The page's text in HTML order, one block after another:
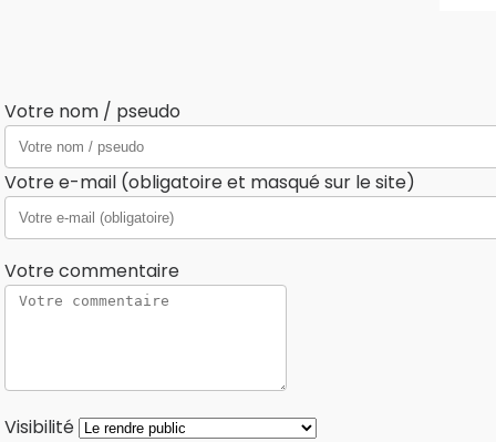
Votre nom / pseudo
Votre e-mail (obligatoire et masqué sur le site)
Votre commentaire
Visibilité